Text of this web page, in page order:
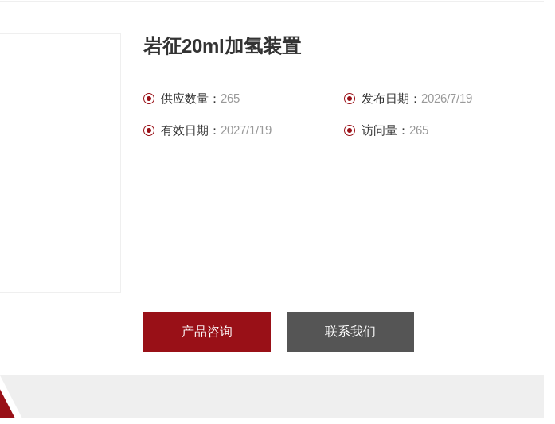
岩征20ml加氢装置
供应数量： 265 发布日期： 2026/7/19
有效日期： 2027/1/19 访问量： 265
产品咨询 联系我们